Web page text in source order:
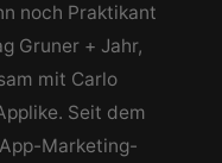
noch Praktikant
Gruner + Jahr,
mit Carlo
Seit dem
Marketing-